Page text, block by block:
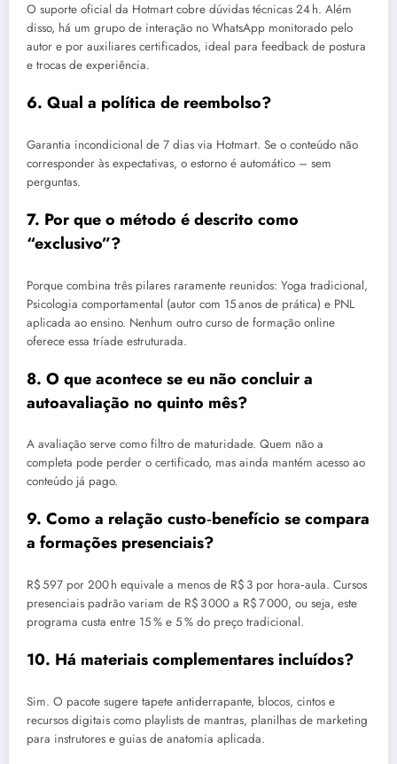
O suporte oficial da Hotmart cobre dúvidas técnicas 24 h. Além
disso, há um grupo de interação no WhatsApp monitorado pelo
autor e por auxiliares certificados, ideal para feedback de postura
e trocas de experiência.
6. Qual a política de reembolso?
Garantia incondicional de 7 dias via Hotmart. Se o conteúdo não
corresponder às expectativas, o estorno é automático – sem
perguntas.
7. Por que o método é descrito como
“exclusivo”?
Porque combina três pilares raramente reunidos: Yoga tradicional,
Psicologia comportamental (autor com 15 anos de prática) e PNL
aplicada ao ensino. Nenhum outro curso de formação online
oferece essa tríade estruturada.
8. O que acontece se eu não concluir a
autoavaliação no quinto mês?
A avaliação serve como filtro de maturidade. Quem não a
completa pode perder o certificado, mas ainda mantém acesso ao
conteúdo já pago.
9. Como a relação custo‑benefício se compara
a formações presenciais?
R$ 597 por 200 h equivale a menos de R$ 3 por hora‑aula. Cursos
presenciais padrão variam de R$ 3 000 a R$ 7 000, ou seja, este
programa custa entre 15 % e 5 % do preço tradicional.
10. Há materiais complementares incluídos?
Sim. O pacote sugere tapete antiderrapante, blocos, cintos e
recursos digitais como playlists de mantras, planilhas de marketing
para instrutores e guias de anatomia aplicada.